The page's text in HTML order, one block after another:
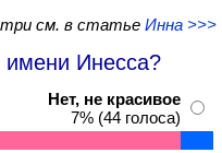
см. в статье Инна >>>
имени Инесса?
Нет, не красивое
7% (44 голоса)